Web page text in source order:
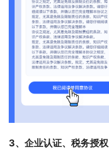
3、企业认证、税务授权